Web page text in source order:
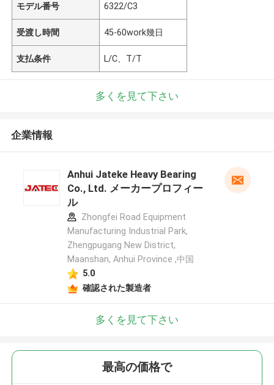
モデル番号 6322/C3
受渡し時間 45-60work幾日
支払条件 L/C、T/T
多くを見て下さい
企業情報
Anhui Jateke Heavy Bearing
Co., Ltd. メーカープロフィー
ル
Zhongfei Road Equipment
Manufacturing Industrial Park,
Zhengpugang New District,
Maanshan, Anhui Province ,中国
5.0
確認された製造者
多くを見て下さい
最高の価格で